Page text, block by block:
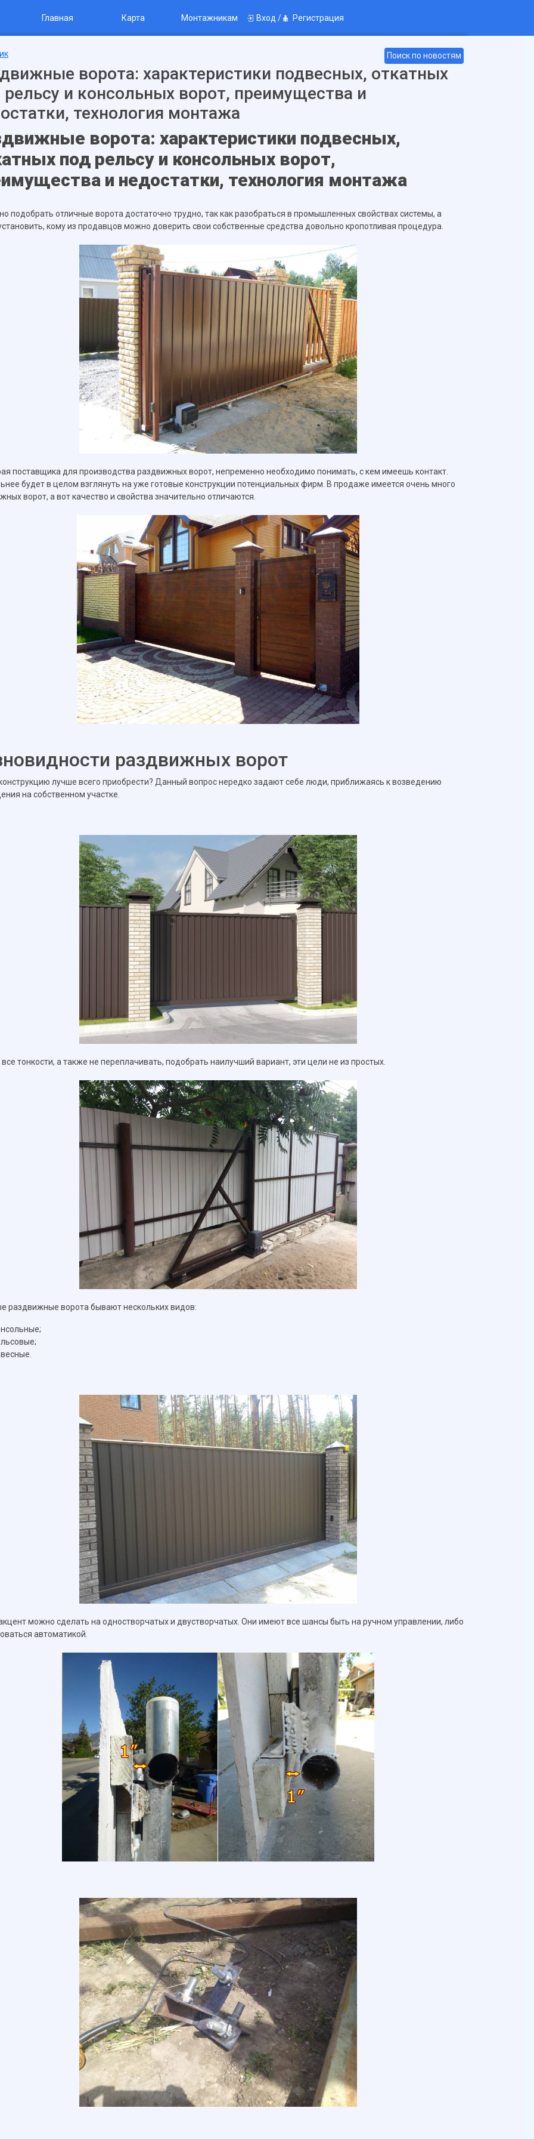
Главная Карта Монтажникам Вход / Регистрация
Поиск по новостям
ворота: характеристики подвесных, откатных
рельсу и консольных ворот, преимущества и
технология монтажа
ворота: характеристики подвесных,
под рельсу и консольных ворот,
и недостатки, технология монтажа
подобрать отличные ворота достаточно трудно, так как разобраться в промышленных свойствах системы, а
кому из продавцов можно доверить свои собственные средства довольно кропотливая процедура.
поставщика для производства раздвижных ворот, непременно необходимо понимать, с кем имеешь контакт.
будет в целом взглянуть на уже готовые конструкции потенциальных фирм. В продаже имеется очень много
ворот, а вот качество и свойства значительно отличаются.
раздвижных ворот
лучше всего приобрести? Данный вопрос нередко задают себе люди, приближаясь к возведению
на собственном участке.
все тонкости, а также не переплачивать, подобрать наилучший вариант, эти цели не из простых.
раздвижные ворота бывают нескольких видов:
можно сделать на одностворчатых и двустворчатых. Они имеют все шансы быть на ручном управлении, либо
автоматикой.